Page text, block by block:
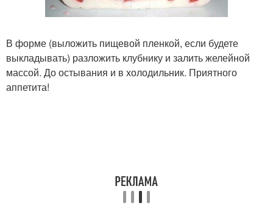
В форме (выложить пищевой пленкой, если будете
выкладывать) разложить клубнику и залить желейной
массой. До остывания и в холодильник. Приятного
аппетита!